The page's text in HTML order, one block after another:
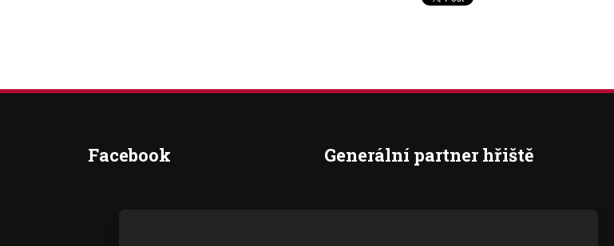
Facebook Generální partner hřiště